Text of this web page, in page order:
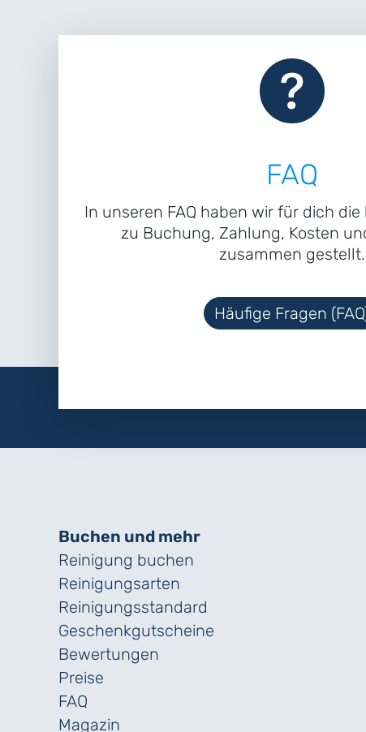
FAQ
In unseren FAQ haben wir für dich
zu Buchung, Zahlung, Kosten
zusammen gestellt.
Häufige Fragen
Buchen und mehr
Reinigung buchen
Reinigungsarten
Reinigungs­standard
Geschenk­gutscheine
Bewertungen
Preise
FAQ
Magazin